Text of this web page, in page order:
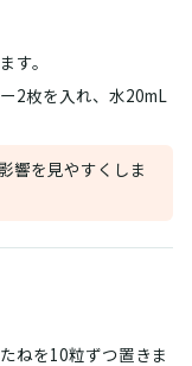
す。
2枚を入れ、水20mL
響を見やすくしま
ねを10粒ずつ置きま